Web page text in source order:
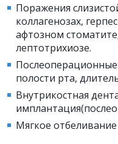
Поражения
коллагенозах,
афтозном
лептотрихиозе.
полости рта,
Внутрикостная
Мягкое отбеливание